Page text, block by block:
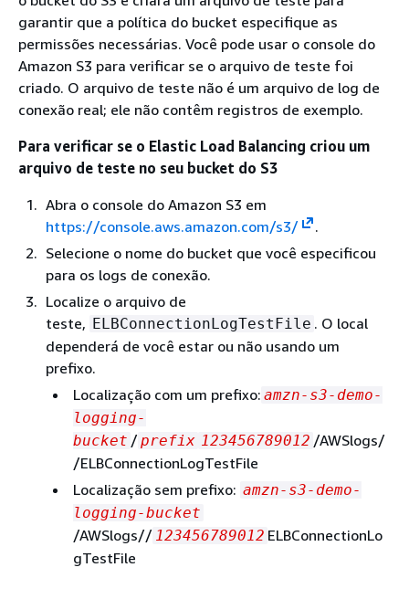
garantir que a política do bucket especifique as
permissões necessárias. Você pode usar o console do
Amazon S3 para verificar se o arquivo de teste foi
criado. O arquivo de teste não é um arquivo de log de
conexão real; ele não contêm registros de exemplo.
Para verificar se o Elastic Load Balancing criou um
arquivo de teste no seu bucket do S3
Abra o console do Amazon S3 em
https://console.aws.amazon.com/s3/
.
Selecione o nome do bucket que você especificou
para os logs de conexão.
Localize o arquivo de
teste, ELBConnectionLogTestFile . O local
dependerá de você estar ou não usando um
prefixo.
Localização com um prefixo: amzn-s3-demo-
logging-
bucket /prefix 123456789012 /AWSlogs/
/ELBConnectionLogTestFile
Localização sem prefixo: amzn-s3-demo-
logging-bucket
/AWSlogs// 123456789012 ELBConnectionLo
gTestFile